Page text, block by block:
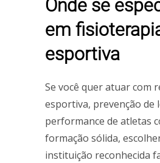
Onde se
em
esportiva
Se você quer atuar com
esportiva, prevenção de
performance de atletas
formação sólida,
instituição reconhecida